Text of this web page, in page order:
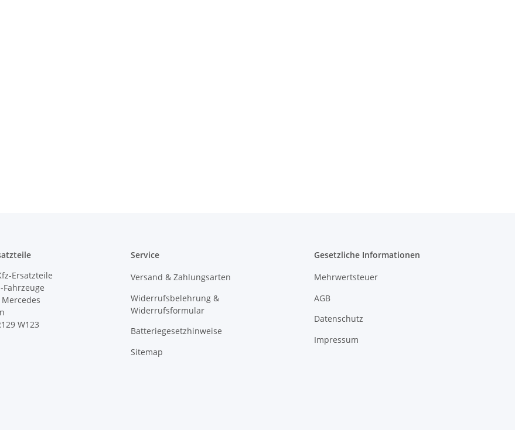
Ersatzteile
W123
Service
Versand & Zahlungsarten
Widerrufsbelehrung &
Widerrufsformular
Batteriegesetzhinweise
Sitemap
Gesetzliche Informationen
Mehrwertsteuer
AGB
Datenschutz
Impressum